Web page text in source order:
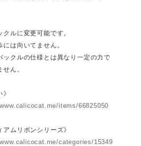
クルに変更可能です。
は向いてません。
ックルの仕様とは異なり一定の力で
せん。
》
items/66825050
アムリボンシリーズ》
categories/15349